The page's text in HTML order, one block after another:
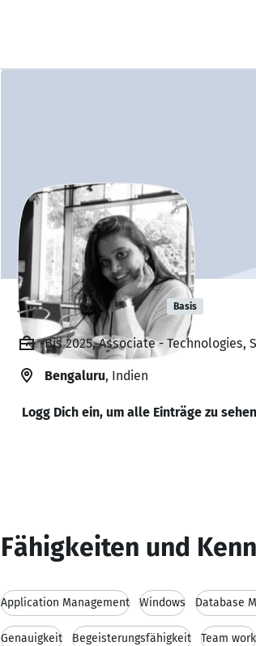
Sindhu Gadigi Basis
Bis 2025, Associate - Technologies,
Bengaluru, Indien
Logg Dich ein, um alle Einträge zu
Fähigkeiten und
Application Management Windows Database
Genauigkeit Begeisterungsfähigkeit Team work